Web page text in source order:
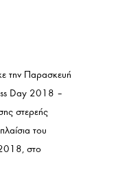
την Παρασκευή
Day 2018 –
στερεής
του
στο